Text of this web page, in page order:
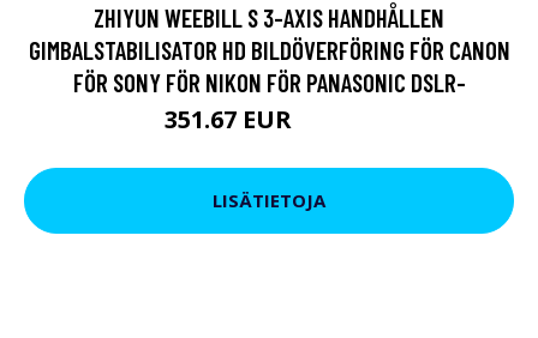
ZHIYUN WEEBILL S 3-AXIS HANDHÅLLEN
GIMBALSTABILISATOR HD BILDÖVERFÖRING FÖR CANON
FÖR SONY FÖR NIKON FÖR PANASONIC DSLR-
351.67 EUR
LISÄTIETOJA